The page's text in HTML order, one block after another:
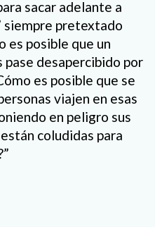
sacar adelante a
siempre pretextado
es posible que un
desapercibido por
es posible que se
viajen en esas
en peligro sus
coludidas para